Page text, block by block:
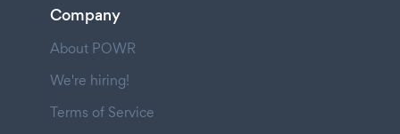
Company
About POWR
We're hiring!
Terms of Service